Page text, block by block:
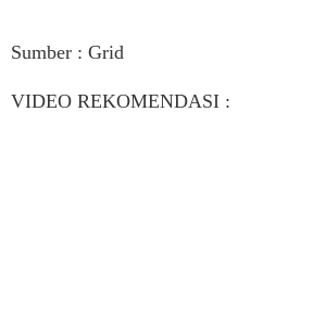
Sumber : Grid
VIDEO REKOMENDASI :